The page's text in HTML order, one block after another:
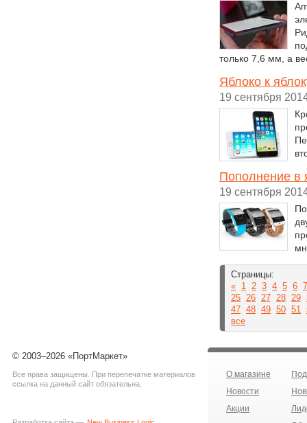
только 7,6 мм, а
Яблоко к
19 сентября
Пополнение в
19 сентября
Страницы:
« 1 2 3 4 5 6 7
25 26 27 28 29
47 48 49 50 51
все
© 2003–2026 «ПортМаркет»
Все права защищены. При перепечатке материалов
ссылка на данный сайт обязательна.
О магазине
Новости
Акции